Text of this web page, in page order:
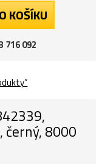
KOŠÍKU
716 092
8000